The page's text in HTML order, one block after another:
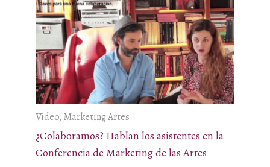
Vídeo, Marketing Artes
¿Colaboramos? Hablan los asistentes en la
Conferencia de Marketing de las Artes